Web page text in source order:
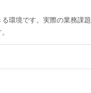
環境です。実際の業務課題